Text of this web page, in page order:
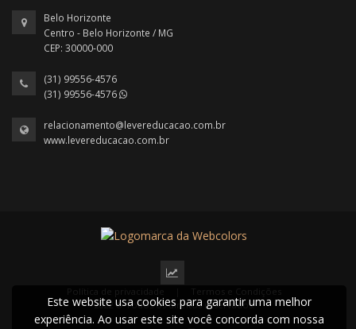
Belo Horizonte
Centro - Belo Horizonte / MG
CEP: 30000-000
(31) 99556-4576
(31) 99556-4576
relacionamento@levereducacao.com.br
www.levereducacao.com.br
2022 © Todos os direitos reservados.
Este website usa cookies para garantir uma melhor
experiência. Ao usar este site você concorda com nossa